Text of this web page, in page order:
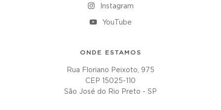
Instagram
YouTube
ONDE ESTAMOS
Rua Floriano Peixoto, 975
CEP 15025-110
São José do Rio Preto - SP